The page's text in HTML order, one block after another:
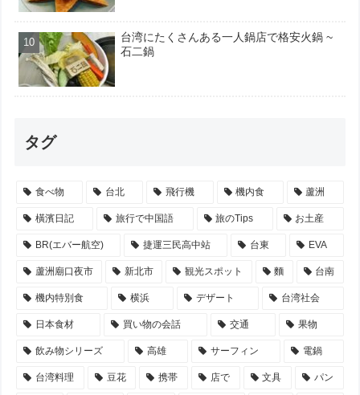
台湾にたくさんある一人鍋店で格安火鍋 ~
石二鍋
タグ
食べ物 台北 飛行機 機内食 蘆洲
橫濱日記 旅行で中国語 旅のTips お土産
BR(エバー航空) 捷運三民高中站 台東 EVA
蘆洲廟口夜市 新北市 観光スポット 麵 台南
機内特別食 横浜 デザート 台湾社会
日本食材 買い物の会話 交通 果物
飲み物シリーズ 高雄 サーフィン 電鍋
台湾料理 豆花 携帯 店で 文具 パン